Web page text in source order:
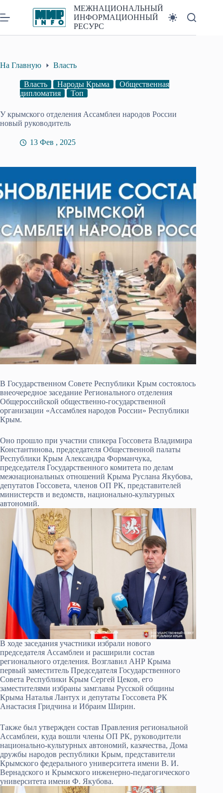
к
сути
МЕЖНАЦИОНАЛЬНЫЙ
ИНФОРМАЦИОННЫЙ
РЕСУРС
На Главную Власть
Власть Народы Крыма
Общественная
дипломатия
Топ
У крымского отделения Ассамблеи народов России
новый руководитель
13 Фев , 2025
В Государственном Совете Республики Крым состоялось
внеочередное заседание Регионального отделения
Общероссийской общественно-государственной
организации «Ассамблея народов России» Республики
Крым.
Оно прошло при участии спикера Госсовета Владимира
Константинова, председателя Общественной палаты
Республики Крым Александра Форманчука,
председателя Государственного комитета по делам
межнациональных отношений Крыма Руслана Якубова,
депутатов Госсовета, членов ОП РК, представителей
министерств и ведомств, национально-культурных
автономий.
В ходе заседания участники избрали нового
председателя Ассамблеи и расширили состав
регионального отделения. Возглавил АНР Крыма
первый заместитель Председателя Государственного
Совета Республики Крым Сергей Цеков, его
заместителями избраны замглавы Русской общины
Крыма Наталья Лантух и депутаты Госсовета РК
Анастасия Гридчина и Ибраим Ширин.
Также был утвержден состав Правления региональной
Ассамблеи, куда вошли члены ОП РК, руководители
национально-культурных автономий, казачества, Дома
дружбы народов республики Крым, представители
Крымского федерального университета имени В. И.
Вернадского и Крымского инженерно-педагогического
университета имени Ф. Якубова.